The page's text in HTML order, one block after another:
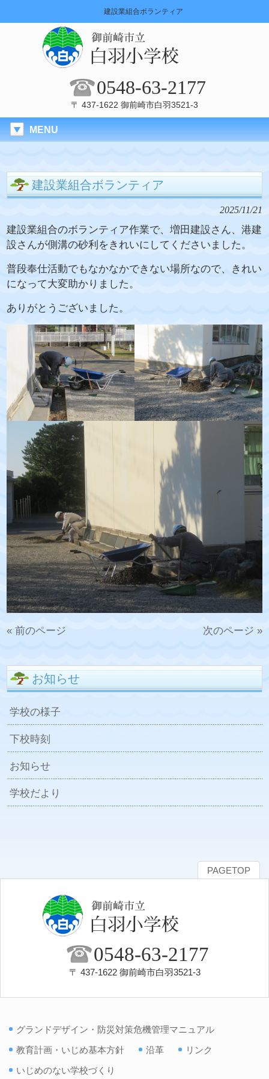
建設業組合ボランティア
0548-63-2177
〒 437-1622 御前崎市白羽3521-3
MENU
建設業組合ボランティア
2025/11/21
建設業組合のボランティア作業で、増田建設さん、港建
設さんが側溝の砂利をきれいにしてくださいました。
普段奉仕活動でもなかなかできない場所なので、きれい
になって大変助かりました。
ありがとうございました。
« 前のページ 次のページ »
お知らせ
学校の様子
下校時刻
お知らせ
学校だより
PAGETOP
0548-63-2177
〒 437-1622 御前崎市白羽3521-3
グランドデザイン・防災対策危機管理マニュアル
教育計画・いじめ基本方針
沿革
リンク
いじめのない学校づくり